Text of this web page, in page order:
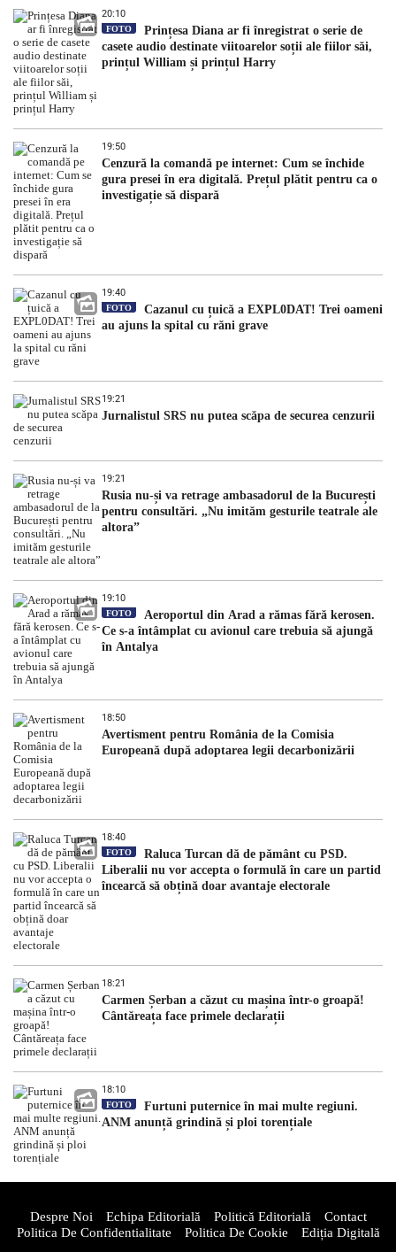
20:10
FOTO
Prințesa Diana ar fi înregistrat o serie de
casete audio destinate viitoarelor soții ale fiilor săi,
prințul William și prințul Harry
19:50
Cenzură la comandă pe internet: Cum se închide
gura presei în era digitală. Prețul plătit pentru ca o
investigație să dispară
19:40
FOTO
Cazanul cu țuică a EXPL0DAT! Trei oameni
au ajuns la spital cu răni grave
19:21
Jurnalistul SRS nu putea scăpa de securea cenzurii
19:21
Rusia nu-și va retrage ambasadorul de la București
pentru consultări. „Nu imităm gesturile teatrale ale
altora”
19:10
FOTO
Aeroportul din Arad a rămas fără kerosen.
Ce s-a întâmplat cu avionul care trebuia să ajungă
în Antalya
18:50
Avertisment pentru România de la Comisia
Europeană după adoptarea legii decarbonizării
18:40
FOTO
Raluca Turcan dă de pământ cu PSD.
Liberalii nu vor accepta o formulă în care un partid
încearcă să obțină doar avantaje electorale
18:21
Carmen Șerban a căzut cu mașina într-o groapă!
Cântăreața face primele declarații
18:10
FOTO
Furtuni puternice în mai multe regiuni.
ANM anunță grindină și ploi torențiale
Despre Noi Echipa Editorială Politică Editorială
Contact
Politica De Confidentialitate
Politica De Cookie Ediția Digitală